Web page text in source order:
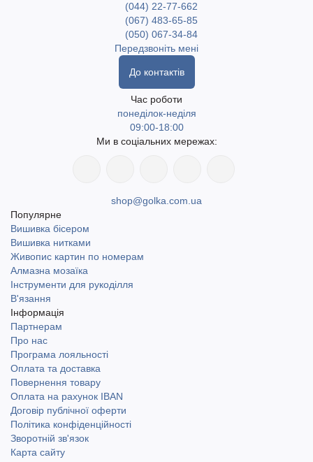
(044) 22-77-662
(067) 483-65-85
(050) 067-34-84
Передзвоніть мені
До контактів
Час роботи
понеділок-неділя
09:00-18:00
Ми в соціальних мережах:
shop@golka.com.ua
Популярне
Вишивка бісером
Вишивка нитками
Живопис картин по номерам
Алмазна мозаїка
Інструменти для рукоділля
В'язання
Інформація
Партнерам
Про нас
Програма лояльності
Оплата та доставка
Повернення товару
Оплата на рахунок IBAN
Договір публічної оферти
Політика конфіденційності
Зворотній зв'язок
Карта сайту